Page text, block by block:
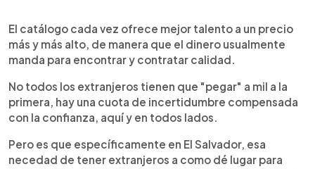
El catálogo cada vez ofrece mejor talento a un precio
más y más alto, de manera que el dinero usualmente
manda para encontrar y contratar calidad.
No todos los extranjeros tienen que "pegar" a mil a la
primera, hay una cuota de incertidumbre compensada
con la confianza, aquí y en todos lados.
Pero es que específicamente en El Salvador, esa
necedad de tener extranjeros a como dé lugar para